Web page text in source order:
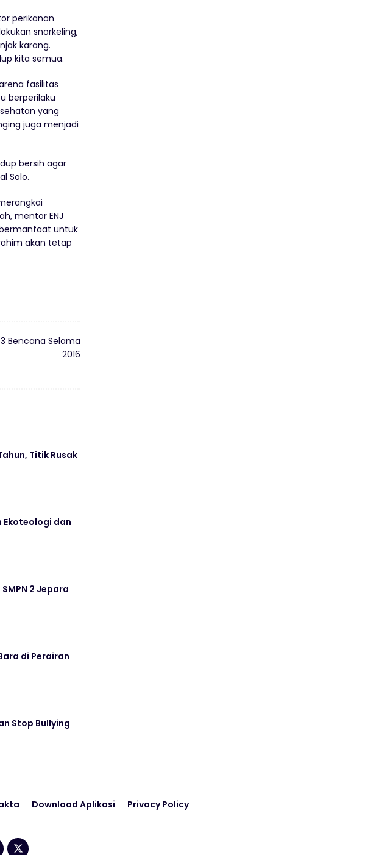
perikanan
snorkeling,
karang.
kita semua.
fasilitas
berperilaku
yang
juga menjadi
bersih agar
Solo.
mentor ENJ
untuk
akan tetap
Bencana Selama
2016
Titik Rusak
Ekoteologi dan
2 Jepara
di Perairan
Stop Bullying
Download Aplikasi Privacy Policy